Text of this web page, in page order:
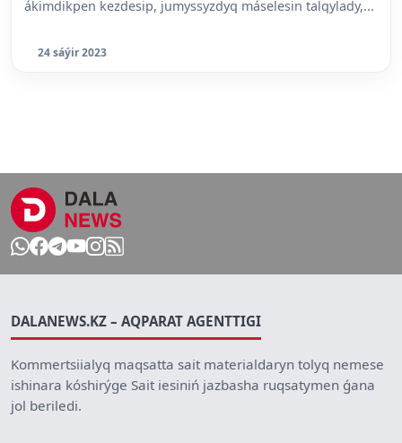
ákimdikpen kezdesip, jumyssyzdyq máselesin talqylady,...
24 sáýir 2023
DALANEWS.KZ – AQPARAT AGENTTIGI
Kommertsiialyq maqsatta sait materialdaryn tolyq nemese
ishinara kóshirýge Sait iesiniń jazbasha ruqsatymen ǵana
jol beriledi.